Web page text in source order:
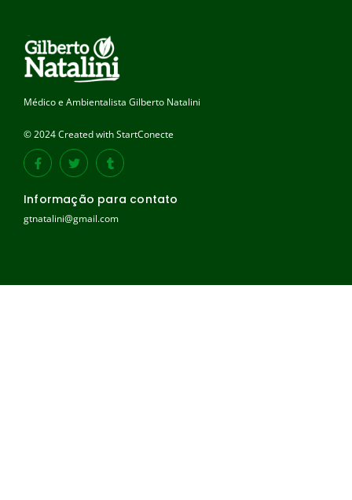
Médico e Ambientalista Gilberto Natalini
© 2024 Created with StartConecte
Informação para contato
gtnatalini@gmail.com